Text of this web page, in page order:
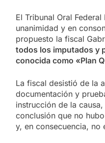
El Tribunal Oral
unanimidad y en
propuesto la fiscal
todos los imputados y
conocida como «Plan
La fiscal desistió de la
documentación y
instrucción de la
conclusión que no
y, en consecuencia, no